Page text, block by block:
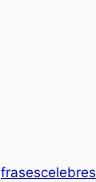
frasescelebres